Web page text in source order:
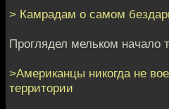
> Камрадам о самом
Проглядел мельком начало
>Американцы никогда не
территории